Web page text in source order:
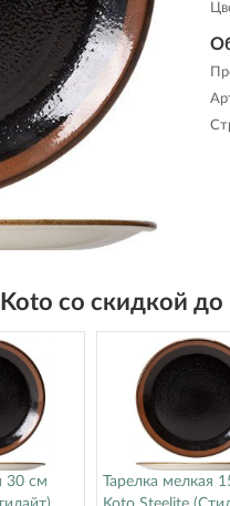
со скидкой до
30 см
Тарелка мелкая